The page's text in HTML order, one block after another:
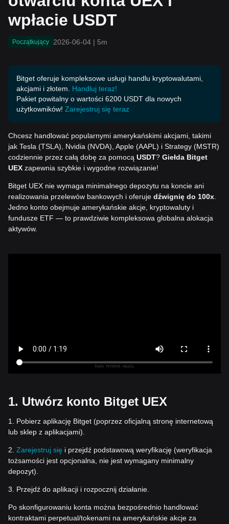
wpłacie USDT
Początkujący 2026-06-04 | 5m
Bitget oferuje kompleksowe usługi handlu kryptowalutami,
akcjami i złotem. Handluj teraz!
Pakiet powitalny o wartości 6200 USDT dla nowych
użytkowników! Zarejestruj się teraz
Chcesz handlować popularnymi amerykańskimi akcjami, takimi
jak Tesla (TSLA), Nvidia (NVDA), Apple (AAPL) i Strategy (MSTR)
codziennie przez całą dobę za pomocą USDT? Giełda Bitget
UEX zapewnia szybkie i wygodne rozwiązanie!
Bitget UEX nie wymaga minimalnego depozytu na koncie ani
realizowania przelewów bankowych i oferuje dźwignię do 100x.
Jedno konto obejmuje amerykańskie akcje, kryptowaluty i
fundusze ETF — to prawdziwie kompleksowa globalna alokacja
aktywów.
1. Utwórz konto Bitget UEX
1. Pobierz aplikację Bitget (poprzez oficjalną stronę internetową
lub sklep z aplikacjami).
2. Zarejestruj się i przejdź podstawową weryfikację (weryfikacja
tożsamości jest opcjonalna, nie jest wymagany minimalny
depozyt).
3. Przejdź do aplikacji i rozpocznij działanie.
Po skonfigurowaniu konta można bezpośrednio handlować
kontraktami perpetual/tokenami na amerykańskie akcje za